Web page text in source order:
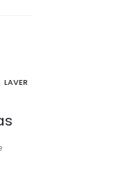
LAVER